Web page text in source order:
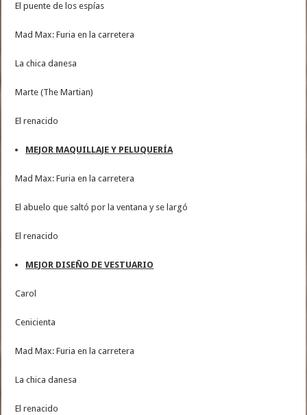
El puente de los espías
Mad Max: Furia en la carretera
La chica danesa
Marte (The Martian)
El renacido
MEJOR MAQUILLAJE Y PELUQUERÍA
Mad Max: Furia en la carretera
El abuelo que saltó por la ventana y se largó
El renacido
MEJOR DISEÑO DE VESTUARIO
Carol
Cenicienta
Mad Max: Furia en la carretera
La chica danesa
El renacido